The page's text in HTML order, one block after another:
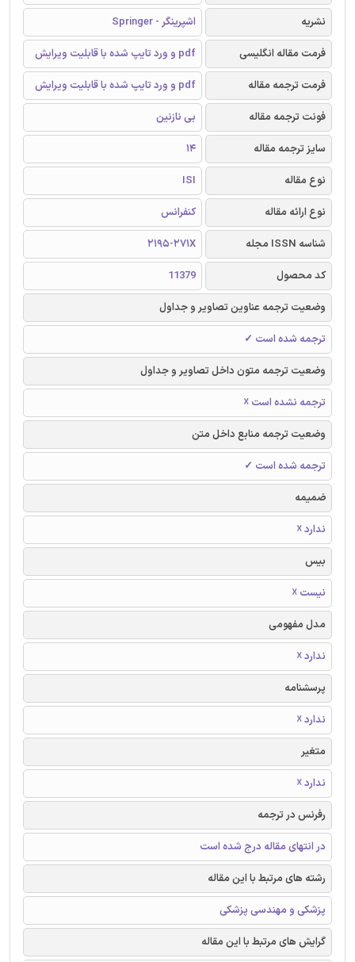
نشریه
اشپرینگر - Springer
فرمت مقاله انگلیسی
pdf و ورد تایپ شده با قابلیت ویرایش
فرمت ترجمه مقاله
pdf و ورد تایپ شده با قابلیت ویرایش
فونت ترجمه مقاله
بی نازنین
سایز ترجمه مقاله
14
نوع مقاله
ISI
نوع ارائه مقاله
کنفرانس
شناسه ISSN مجله
2195-271X
کد محصول
11379
وضعیت ترجمه عناوین تصاویر و جداول
ترجمه شده است ✓
وضعیت ترجمه متون داخل تصاویر و جداول
ترجمه نشده است ☓
وضعیت ترجمه منابع داخل متن
ترجمه شده است ✓
ضمیمه
ندارد ☓
بیس
نیست ☓
مدل مفهومی
ندارد ☓
پرسشنامه
ندارد ☓
متغیر
ندارد ☓
رفرنس در ترجمه
در انتهای مقاله درج شده است
رشته های مرتبط با این مقاله
پزشکی و مهندسی پزشکی
گرایش های مرتبط با این مقاله